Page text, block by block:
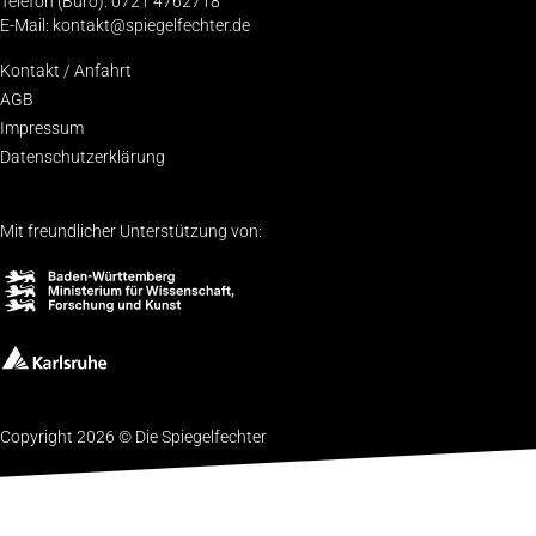
E-Mail: kontakt@spiegelfechter.de
Kon­takt / Anfahrt
AGB
Impres­sum
Daten­schutz­er­klä­rung
Mit freundlicher Unterstützung von:
Copyright 2026 © Die Spiegelfechter